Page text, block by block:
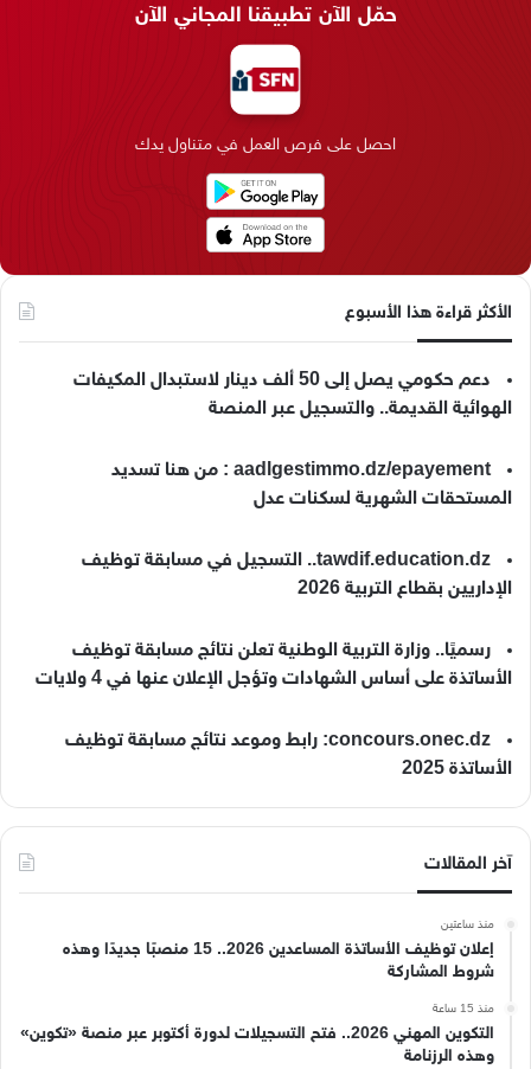
د
ن
ق
ر
ا
م
م
k
حمّل الآن تطبيقنا المجاني الآن
احصل على فرص العمل في متناول يدك
الأكثر قراءة هذا الأسبوع
دعم حكومي يصل إلى 50 ألف دينار لاستبدال المكيفات
الهوائية القديمة.. والتسجيل عبر المنصة
aadlgestimmo.dz/epayement : من هنا تسديد
المستحقات الشهرية لسكنات عدل
tawdif.education.dz.. التسجيل في مسابقة توظيف
الإداريين بقطاع التربية 2026
رسميًا.. وزارة التربية الوطنية تعلن نتائج مسابقة توظيف
الأساتذة على أساس الشهادات وتؤجل الإعلان عنها في 4 ولايات
concours.onec.dz: رابط وموعد نتائج مسابقة توظيف
الأساتذة 2025
آخر المقالات
منذ ساعتين
إعلان توظيف الأساتذة المساعدين 2026.. 15 منصبًا جديدًا وهذه
شروط المشاركة
منذ 15 ساعة
التكوين المهني 2026.. فتح التسجيلات لدورة أكتوبر عبر منصة «تكوين»
وهذه الرزنامة